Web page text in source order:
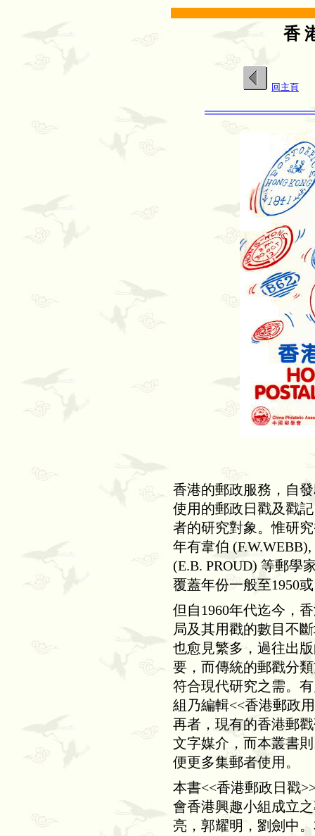
香
回主頁
香港的郵政服務，自
使用的郵政日戳及戳
者的研究對象。惟研
年有韋伯 (F.W.WEBB),
(E.B. PROUD) 等郵學
覆蓋年份一般至1950或
但自1960年代迄今，
局及其用戳的數目不
也愈見繁多，過往出
要，而傳統的郵戳分
符合現代研究之需。
組乃編輯<<香港郵政
再者，現有的香港郵
文字媒介，而本叢書
便更多集郵者使用。
本書<<香港郵政日戳
會香港興趣小組成立
亮，郭耀明，劉劍中